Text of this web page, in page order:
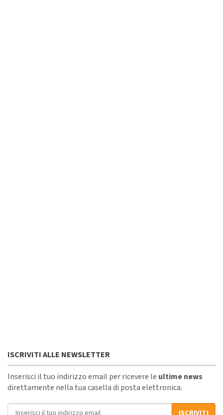
ISCRIVITI ALLE NEWSLETTER
Inserisci il tuo indirizzo email per ricevere le ultime news
direttamente nella tua casella di posta elettronica.
Indirizzo email